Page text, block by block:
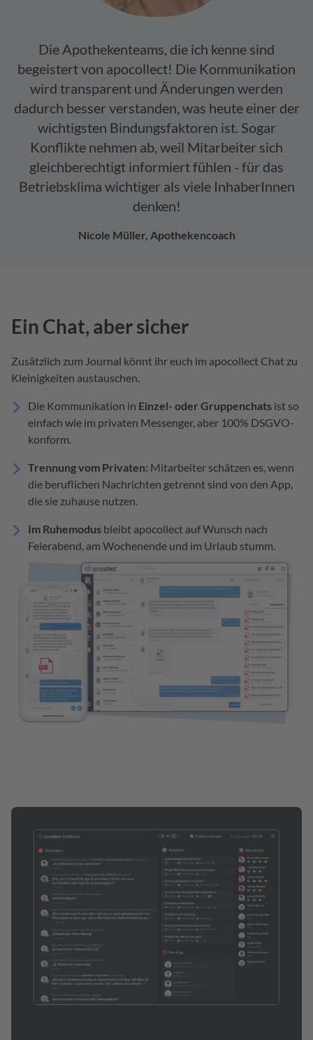
Die Apothekenteams, die ich kenne sind
begeistert von apocollect! Die Kommunikation
wird transparent und Änderungen werden
dadurch besser verstanden, was heute einer der
wichtigsten Bindungsfaktoren ist. Sogar
Konflikte nehmen ab, weil Mitarbeiter sich
gleichberechtigt informiert fühlen - für das
Betriebsklima wichtiger als viele InhaberInnen
denken!
Nicole Müller, Apothekencoach
Ein Chat, aber sicher
Zusätzlich zum Journal könnt ihr euch im apocollect Chat zu
Kleinigkeiten austauschen.
Die Kommunikation in Einzel- oder Gruppenchats ist so
einfach wie im privaten Messenger, aber 100% DSGVO-
konform.
Trennung vom Privaten: Mitarbeiter schätzen es, wenn
die beruflichen Nachrichten getrennt sind von den App,
die sie zuhause nutzen.
Im Ruhemodus bleibt apocollect auf Wunsch nach
Feierabend, am Wochenende und im Urlaub stumm.